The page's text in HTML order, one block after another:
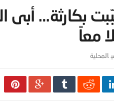
بكارثة… أبى
معاً
المحلية